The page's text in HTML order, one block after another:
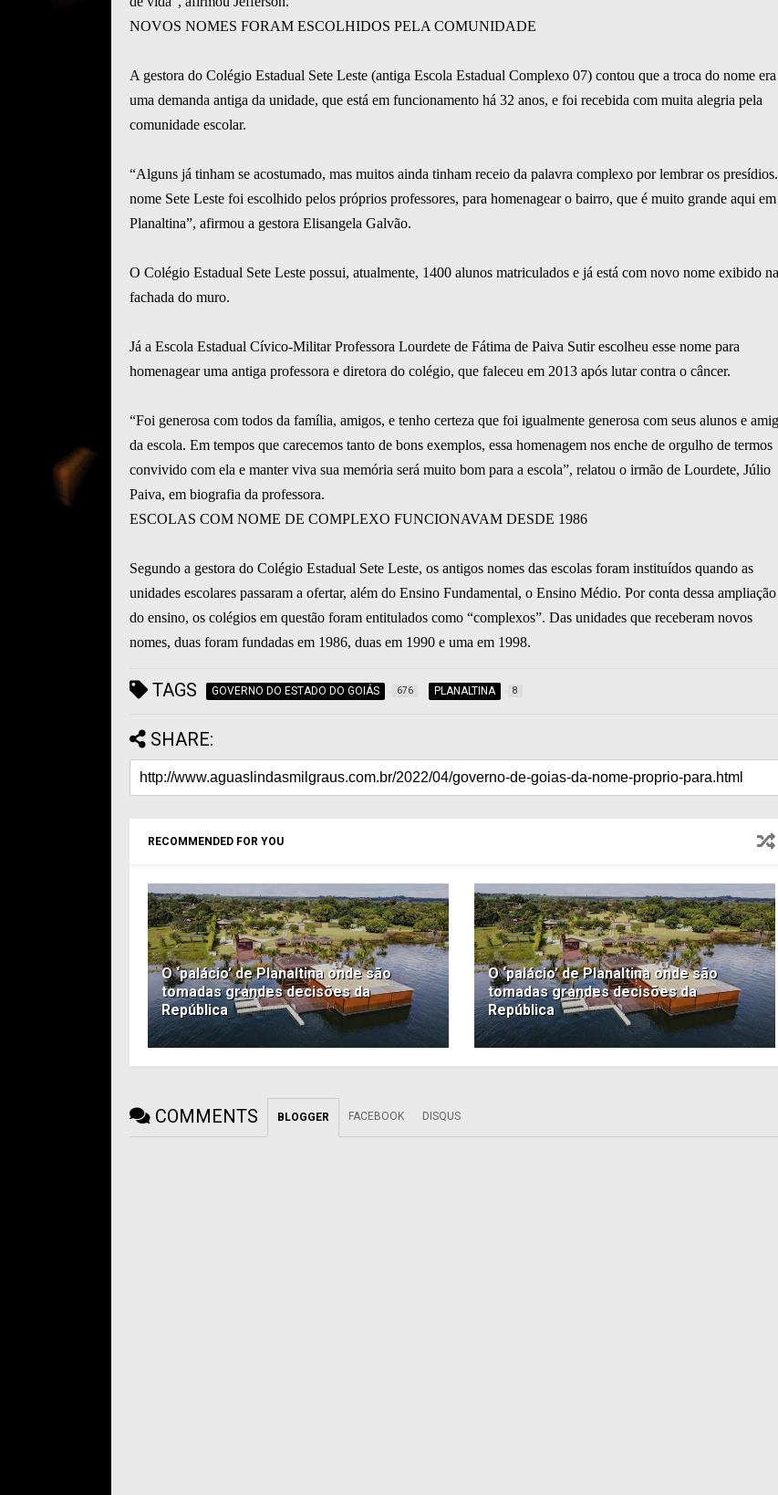
NOVOS NOMES FORAM ESCOLHIDOS PELA COMUNIDADE
A gestora do Colégio Estadual Sete Leste (antiga Escola Estadual Complexo 07) contou que a troca do nome era
uma demanda antiga da unidade, que está em funcionamento há 32 anos, e foi recebida com muita alegria pela
comunidade escolar.
“Alguns já tinham se acostumado, mas muitos ainda tinham receio da palavra complexo por lembrar os
nome Sete Leste foi escolhido pelos próprios professores, para homenagear o bairro, que é muito grande aqui em
Planaltina”, afirmou a gestora Elisangela Galvão.
O Colégio Estadual Sete Leste possui, atualmente, 1400 alunos matriculados e já está com novo nome exibido na
fachada do muro.
Já a Escola Estadual Cívico-Militar Professora Lourdete de Fátima de Paiva Sutir escolheu esse nome para
homenagear uma antiga professora e diretora do colégio, que faleceu em 2013 após lutar contra o câncer.
“Foi generosa com todos da família, amigos, e tenho certeza que foi igualmente generosa com seus alunos e
da escola. Em tempos que carecemos tanto de bons exemplos, essa homenagem nos enche de orgulho de termos
convivido com ela e manter viva sua memória será muito bom para a escola”, relatou o irmão de Lourdete, Júlio
Paiva, em biografia da professora.
ESCOLAS COM NOME DE COMPLEXO FUNCIONAVAM DESDE 1986
Segundo a gestora do Colégio Estadual Sete Leste, os antigos nomes das escolas foram instituídos quando as
unidades escolares passaram a ofertar, além do Ensino Fundamental, o Ensino Médio. Por conta dessa ampliação
do ensino, os colégios em questão foram entitulados como “complexos”. Das unidades que receberam novos
nomes, duas foram fundadas em 1986, duas em 1990 e uma em 1998.
TAGS GOVERNO DO ESTADO DO GOIÁS 676 PLANALTINA 8
SHARE:
RECOMMENDED FOR YOU
O ‘palácio’ de Planaltina onde são
tomadas grandes decisões da
República
O ‘palácio’ de Planaltina onde são
tomadas grandes decisões da
República
COMMENTS BLOGGER FACEBOOK DISQUS